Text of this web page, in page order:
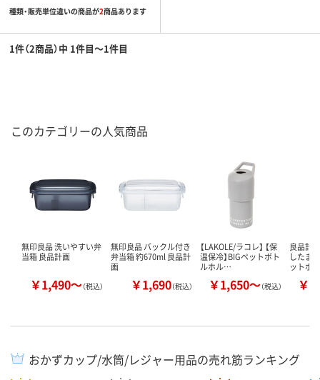
種類・販売単位違いの商品が2商品あります
1件（2商品）中 1件目～1件目
このカテゴリーの人気商品
無印良品 洗いやすい弁
当箱 良品計画
￥1,490～（税込）
無印良品 バックル付き
弁当箱 約670ml 良品計
画
￥1,690（税込）
【LAKOLE/ラコレ】 【保
温保冷】BIGペットボト
ルホル…
￥1,650～（税込）
良品計
したま
ットボ
￥
おかずカップ/水筒/レジャー用品の売れ筋ランキング